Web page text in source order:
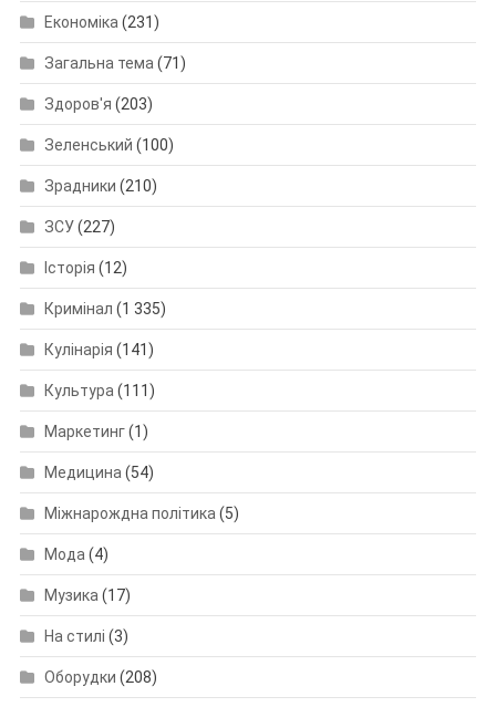
Економіка (231)
Загальна тема (71)
Здоров'я (203)
Зеленський (100)
Зрадники (210)
ЗСУ(227)
Історія (12)
Кримінал (1 335)
Кулінарія (141)
Культура (111)
Маркетинг(1)
Медицина (54)
Міжнарождна політика (5)
Мода (4)
Музика (17)
На стилі (3)
Оборудки (208)